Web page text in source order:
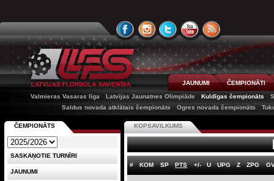
JAUNUMI
ČEMPIONĀTI
Valmieras Vasaras līga
Latvijas Jaunatnes Olimpiāde Kuldīgas čempionāts
Saldus novada atklātais čempionāts
Ogres novada čempionāts
KOPSAVILKUMS
# KOM SP PTS +/- U UPG Z ZPG
ČEMPIONĀTS
SASKAŅOTIE TURNĪRI
JAUNUMI